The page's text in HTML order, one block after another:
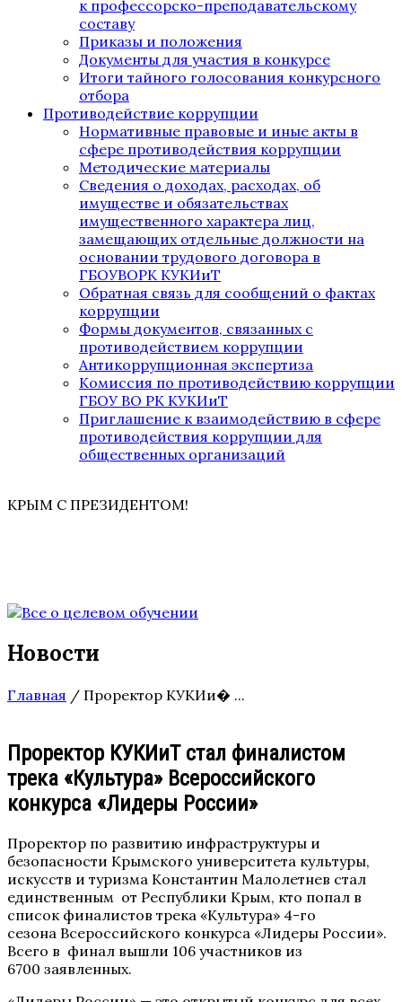
к профессорско-преподавательскому
составу
Приказы и положения
Документы для участия в конкурсе
Итоги тайного голосования конкурсного
отбора
Противодействие коррупции
Нормативные правовые и иные акты в
сфере противодействия коррупции
Методические материалы
Сведения о доходах, расходах, об
имуществе и обязательствах
имущественного характера лиц,
замещающих отдельные должности на
основании трудового договора в
ГБОУВОРК КУКИиТ
Обратная связь для сообщений о фактах
коррупции
Формы документов, связанных с
противодействием коррупции
Антикоррупционная экспертиза
Комиссия по противодействию коррупции
ГБОУ ВО РК КУКИиТ
Приглашение к взаимодействию в сфере
противодействия коррупции для
общественных организаций
КРЫМ С ПРЕЗИДЕНТОМ!
Новости
Главная / Проректор КУКИи� ...
Проректор КУКИиТ стал финалистом
трека «Культура» Всероссийского
конкурса «Лидеры России»
Проректор по развитию инфраструктуры и
безопасности Крымского университета культуры,
искусств и туризма Константин Малолетнев стал
единственным от Республики Крым, кто попал в
список финалистов трека «Культура» 4-го
сезона Всероссийского конкурса «Лидеры России».
Всего в финал вышли 106 участников из
6700 заявленных.